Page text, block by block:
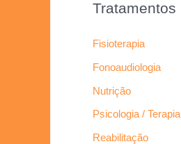
Tratamentos
Fisioterapia
Fonoaudiologia
Nutrição
Psicologia / Terapia
Reabilitação